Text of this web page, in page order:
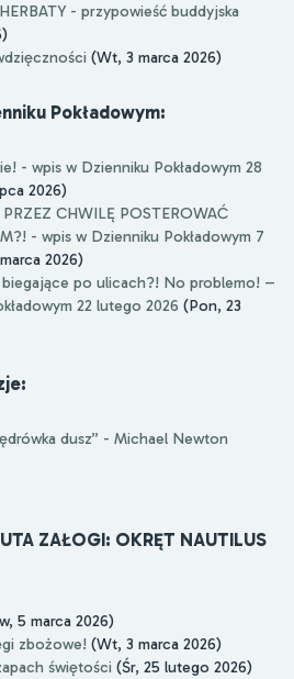
- przypowieść buddyjska
(Wt, 3 marca 2026)
Pokładowym:
- wpis w Dzienniku Pokładowym 28
2026)
CHWILĘ POSTEROWAĆ
- wpis w Dzienniku Pokładowym 7
2026)
po ulicach?! No problemo! –
22 lutego 2026 (Pon, 23
dusz” - Michael Newton
ZAŁOGI: OKRĘT NAUTILUS
5 marca 2026)
zbożowe! (Wt, 3 marca 2026)
świętości (Śr, 25 lutego 2026)